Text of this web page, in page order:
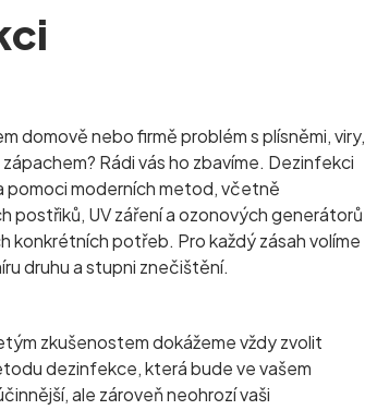
domově nebo firmě problém s plísněmi, viry,
Rádi vás ho zbavíme. Dezinfekci
pomoci moderních metod, včetně
postřiků, UV záření a ozonových generátorů
konkrétních potřeb. Pro každý zásah volíme
druhu a stupni znečištění.
zkušenostem dokážeme vždy zvolit
dezinfekce, která bude ve vašem
ale zároveň neohrozí vaši